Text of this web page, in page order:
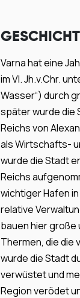
Varna hat eine
im VI. Jh.v.Chr.
Wasser“) durch
später wurde die
Reichs von
als Wirtschafts-
wurde die Stadt
Reichs
wichtiger Hafen
relative
bauen hier große
Thermen, die die
wurde die Stadt
verwüstet und
Region verödet